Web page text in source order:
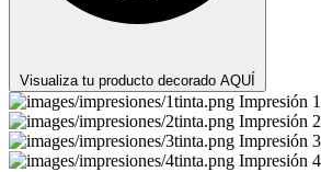
Visualiza tu producto decorado AQUÍ
Impresión
Impresión
Impresión
Impresión